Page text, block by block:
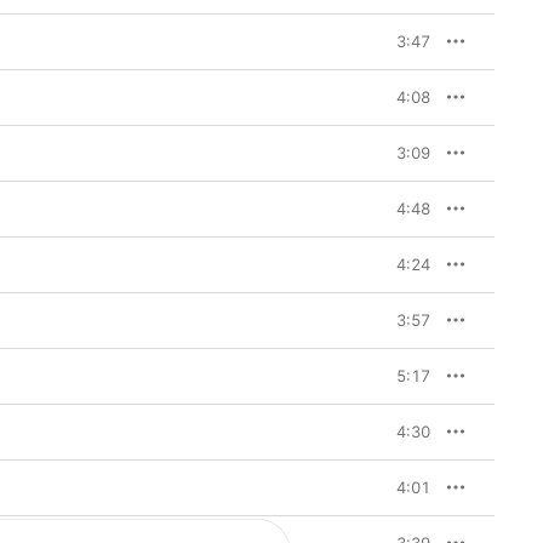
3:47
4:08
3:09
4:48
4:24
3:57
5:17
4:30
4:01